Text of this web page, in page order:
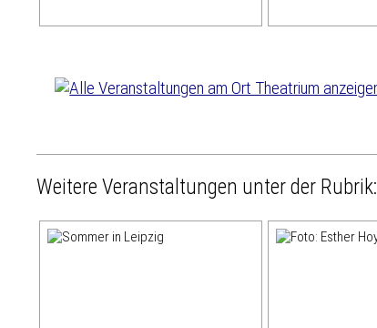
Weitere Veranstaltungen unter der Rubrik: